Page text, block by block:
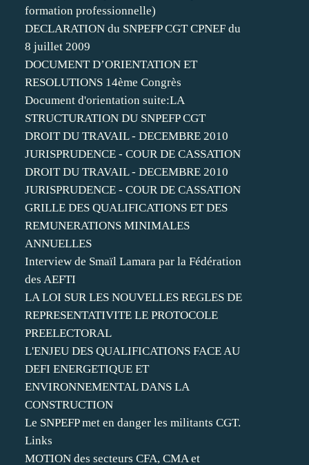
formation professionnelle)
DECLARATION du SNPEFP CGT CPNEF du
8 juillet 2009
DOCUMENT D’ORIENTATION ET
RESOLUTIONS 14ème Congrès
Document d'orientation suite:LA
STRUCTURATION DU SNPEFP CGT
DROIT DU TRAVAIL - DECEMBRE 2010
JURISPRUDENCE - COUR DE CASSATION
DROIT DU TRAVAIL - DECEMBRE 2010
JURISPRUDENCE - COUR DE CASSATION
GRILLE DES QUALIFICATIONS ET DES
REMUNERATIONS MINIMALES
ANNUELLES
Interview de Smaïl Lamara par la Fédération
des AEFTI
LA LOI SUR LES NOUVELLES REGLES DE
REPRESENTATIVITE LE PROTOCOLE
PREELECTORAL
L'ENJEU DES QUALIFICATIONS FACE AU
DEFI ENERGETIQUE ET
ENVIRONNEMENTAL DANS LA
CONSTRUCTION
Le SNPEFP met en danger les militants CGT.
Links
MOTION des secteurs CFA, CMA et